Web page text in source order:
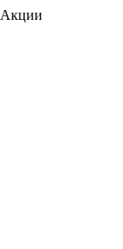
Акции